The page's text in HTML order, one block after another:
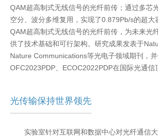
QAM超高制式无线信号的光纤前传；通过多芯
空分、波分多维复用，实现了0.879Pb/s的超大
QAM超高制式无线信号的光纤前传，为未来光
供了技术基础和可行架构。研究成果发表于
Nature Communications等光电子领域期刊，
OFC2023PDP、ECOC2022PDP在国际光通信
光传输保持世界领先
实验室针对互联网和数据中心对光纤通信